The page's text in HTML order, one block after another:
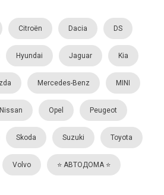
Citroën Dacia DS
Hyundai Jaguar Kia
Mercedes-Benz MINI
Nissan Opel Peugeot
Skoda Suzuki Toyota
Volvo ⭐️ АВТОДОМА ⭐️